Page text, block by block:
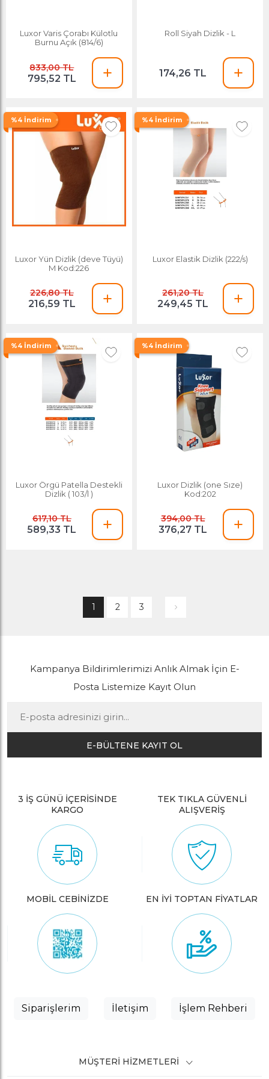
Luxor Varis Çorabı Külotlu
Burnu Açık (814/6)
833,00 TL
795,52 TL
Roll Siyah Dizlik - L
174,26 TL
%4 İndirim
Luxor Yün Dizlik (deve Tüyü)
M Kod:226
226,80 TL
216,59 TL
%4 İndirim
Luxor Elastik Dizlik (222/s)
261,20 TL
249,45 TL
%4 İndirim
Luxor Örgü Patella Destekli
Dizlik ( 103/l )
617,10 TL
589,33 TL
%4 İndirim
Luxor Dizlik (one Sıze)
Kod:202
394,00 TL
376,27 TL
1 2 3
Kampanya Bildirimlerimizi Anlık Almak İçin E-
Posta Listemize Kayıt Olun
E-BÜLTENE KAYIT OL
3 İŞ GÜNÜ İÇERİSİNDE
KARGO
TEK TIKLA GÜVENLİ
ALIŞVERİŞ
MOBİL CEBİNİZDE EN İYİ TOPTAN FİYATLAR
Siparişlerim İletişim İşlem Rehberi
MÜŞTERI HIZMETLERI